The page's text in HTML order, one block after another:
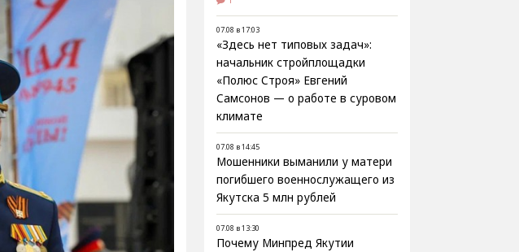
07.08 в 17:03
«Здесь нет типовых задач»:
начальник стройплощадки
«Полюс Строя» Евгений
Самсонов — о работе в суровом
климате
07.08 в 14:45
Мошенники выманили у матери
погибшего военнослужащего из
Якутска 5 млн рублей
07.08 в 13:30
Почему Минпред Якутии